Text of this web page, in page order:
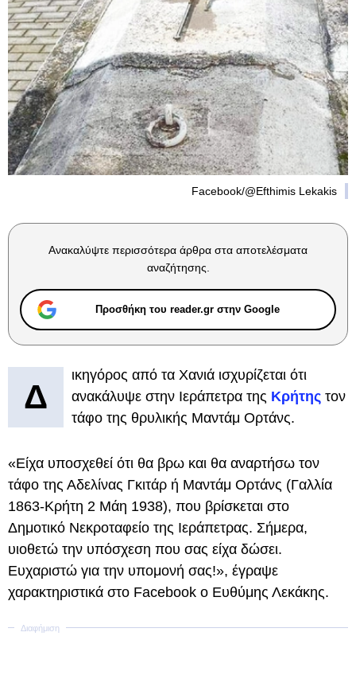
Facebook/@Efthimis Lekakis
Ανακαλύψτε περισσότερα άρθρα στα αποτελέσματα
αναζήτησης.
Προσθήκη του reader.gr στην Google
Δ
ικηγόρος από τα Χανιά ισχυρίζεται ότι
ανακάλυψε στην Ιεράπετρα της Κρήτης τον
τάφο της θρυλικής Μαντάμ Ορτάνς.
«Είχα υποσχεθεί ότι θα βρω και θα αναρτήσω τον
τάφο της Αδελίνας Γκιτάρ ή Μαντάμ Ορτάνς (Γαλλία
1863-Κρήτη 2 Μάη 1938), που βρίσκεται στο
Δημοτικό Νεκροταφείο της Ιεράπετρας. Σήμερα,
υιοθετώ την υπόσχεση που σας είχα δώσει.
Ευχαριστώ για την υπομονή σας!», έγραψε
χαρακτηριστικά στο Facebook o Ευθύμης Λεκάκης.